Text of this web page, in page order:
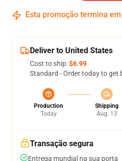
Esta promoção termina em
Deliver to United States
Cost to ship:$6.99
Standard - Order today to get
Production
Today
Shipping
Aug. 13
Transação segura
Entrega mundial na sua porta